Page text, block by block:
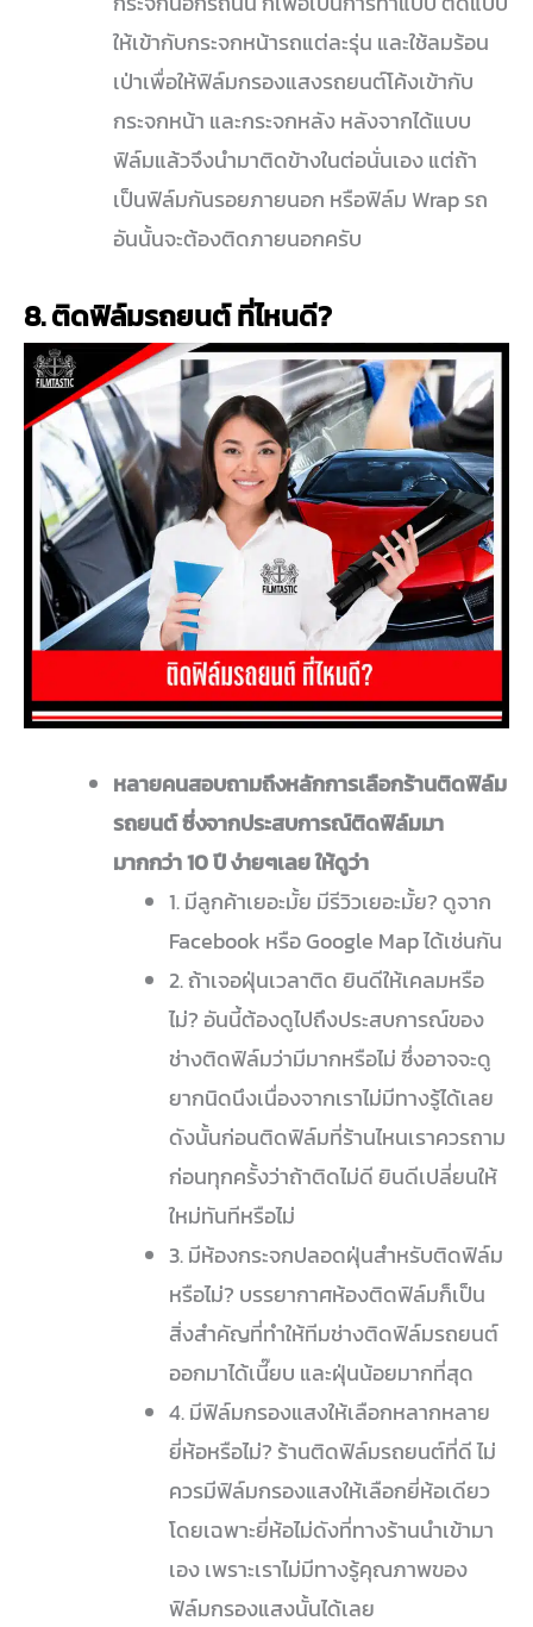
ให้เข้ากับกระจกหน้ารถแต่ละรุ่น และใช้ลมร้อน
เป่าเพื่อให้ฟิล์มกรองแสงรถยนต์โค้งเข้ากับ
กระจกหน้า และกระจกหลัง หลังจากได้แบบ
ฟิล์มแล้วจึงนำมาติดข้างในต่อนั่นเอง แต่ถ้า
เป็นฟิล์มกันรอยภายนอก หรือฟิล์ม Wrap รถ
อันนั้นจะต้องติดภายนอกครับ
8. ติดฟิล์มรถยนต์ ที่ไหนดี?
หลายคนสอบถามถึงหลักการเลือกร้านติดฟิล์ม
รถยนต์ ซึ่งจากประสบการณ์ติดฟิล์มมา
มากกว่า 10ปี ง่ายๆเลย ให้ดูว่า
1. มีลูกค้าเยอะมั้ย มีรีวิวเยอะมั้ย? ดูจาก
Facebook หรือ Google Map ได้เช่นกัน
2. ถ้าเจอฝุ่นเวลาติด ยินดีให้เคลมหรือ
ไม่? อันนี้ต้องดูไปถึงประสบการณ์ของ
ช่างติดฟิล์มว่ามีมากหรือไม่ ซึ่งอาจจะดู
ยากนิดนึงเนื่องจากเราไม่มีทางรู้ได้เลย
ดังนั้นก่อนติดฟิล์มที่ร้านไหนเราควรถาม
ก่อนทุกครั้งว่าถ้าติดไม่ดี ยินดีเปลี่ยนให้
ใหม่ทันทีหรือไม่
3. มีห้องกระจกปลอดฝุ่นสำหรับติดฟิล์ม
หรือไม่? บรรยากาศห้องติดฟิล์มก็เป็น
สิ่งสำคัญที่ทำให้ทีมช่างติดฟิล์มรถยนต์
ออกมาได้เนี๊ยบ และฝุ่นน้อยมากที่สุด
4. มีฟิล์มกรองแสงให้เลือกหลากหลาย
ยี่ห้อหรือไม่? ร้านติดฟิล์มรถยนต์ที่ดี ไม่
ควรมีฟิล์มกรองแสงให้เลือกยี่ห้อเดียว
โดยเฉพาะยี่ห้อไม่ดังที่ทางร้านนำเข้ามา
เอง เพราะเราไม่มีทางรู้คุณภาพของ
ฟิล์มกรองแสงนั้นได้เลย